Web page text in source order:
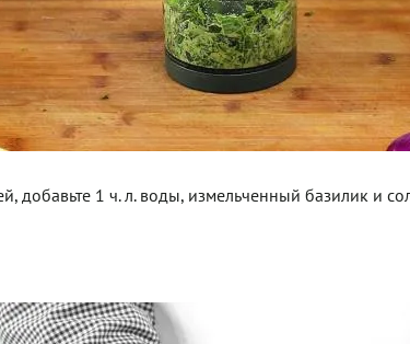
добавьте 1 ч. л. воды, измельченный базилик и